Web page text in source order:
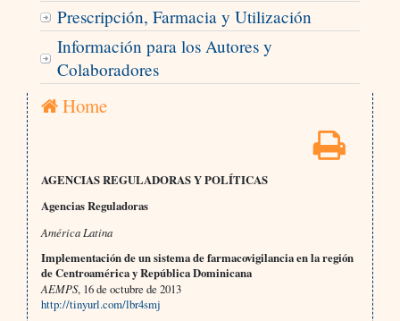
Prescripción, Farmacia y Utilización
Información para los Autores y
Colaboradores
Home
AGENCIAS REGULADORAS Y POLÍTICAS
Agencias Reguladoras
América Latina
Implementación de un sistema de farmacovigilancia en la región
de Centroamérica y República Dominicana
AEMPS, 16 de octubre de 2013
http://tinyurl.com/lbr4smj